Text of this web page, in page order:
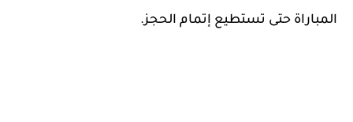
المباراة حتى تستطيع إتمام الحجز.